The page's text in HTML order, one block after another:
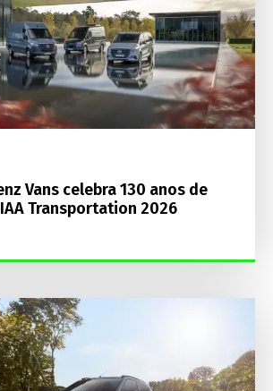
Vans celebra 130 anos de
Transportation 2026